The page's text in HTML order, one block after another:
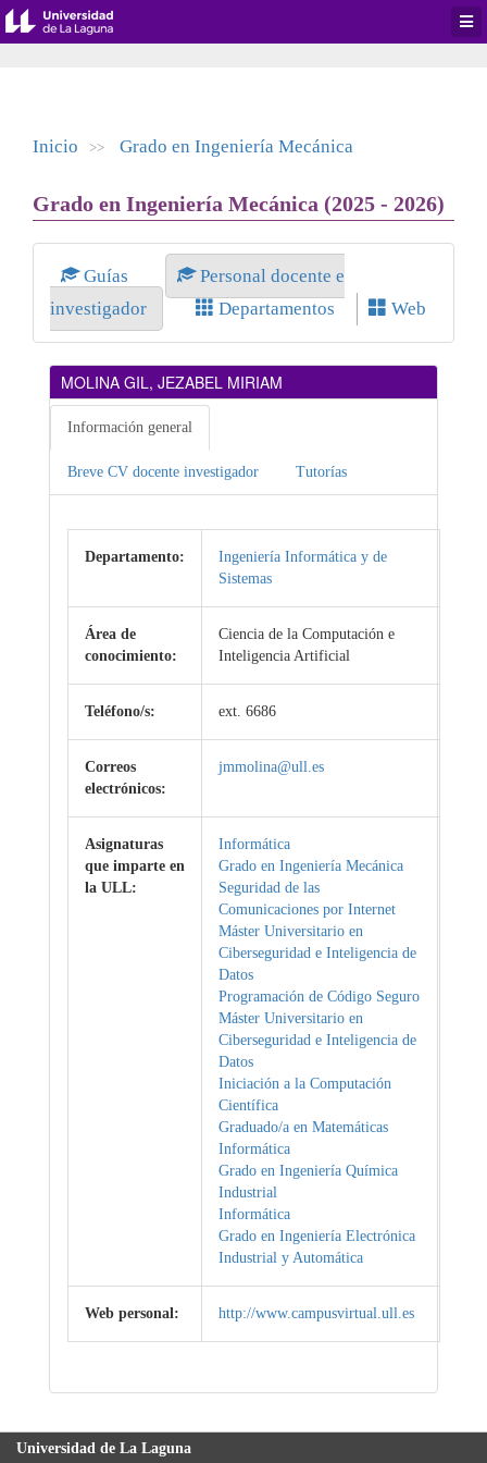
Inicio >> Grado en Ingeniería Mecánica
Grado en Ingeniería Mecánica (2025 - 2026)
Guías
Personal docente e
investigador
Departamentos Web
MOLINA GIL, JEZABEL MIRIAM
Información general
Breve CV docente investigador Tutorías
Departamento:
Ingeniería Informática y de
Sistemas
Área de
conocimiento:
Ciencia de la Computación e
Inteligencia Artificial
Teléfono/s: ext. 6686
Correos
electrónicos:
jmmolina@ull.es
Asignaturas
que imparte en
la ULL:
Informática
Grado en Ingeniería Mecánica
Seguridad de las
Comunicaciones por Internet
Máster Universitario en
Ciberseguridad e Inteligencia de
Datos
Programación de Código Seguro
Máster Universitario en
Ciberseguridad e Inteligencia de
Datos
Iniciación a la Computación
Científica
Graduado/a en Matemáticas
Informática
Grado en Ingeniería Química
Industrial
Informática
Grado en Ingeniería Electrónica
Industrial y Automática
Web personal: http://www.campusvirtual.ull.es
Universidad de La Laguna